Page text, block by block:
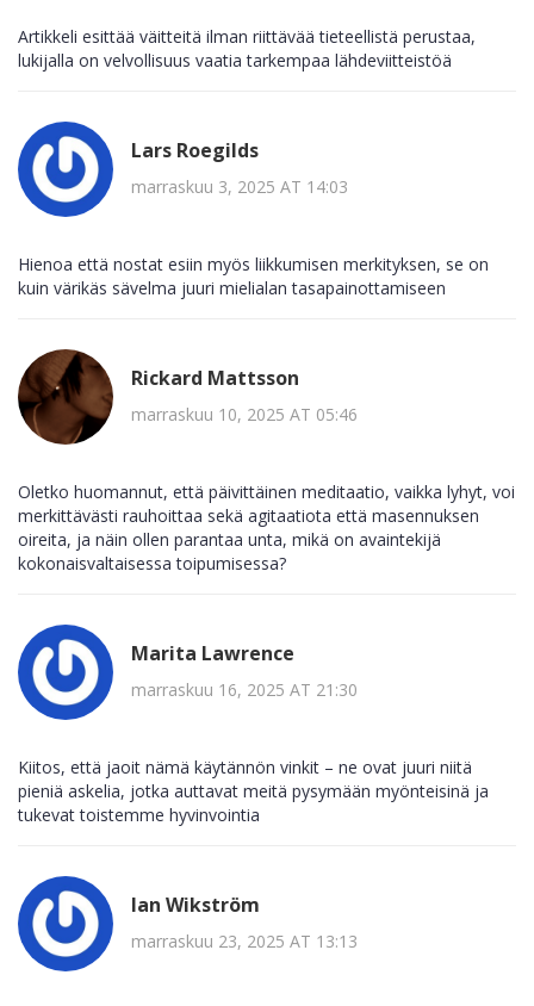
Artikkeli esittää väitteitä ilman riittävää tieteellistä perustaa,
lukijalla on velvollisuus vaatia tarkempaa lähdeviitteistöä
Lars Roegilds
marraskuu 3, 2025 AT 14:03
Hienoa että nostat esiin myös liikkumisen merkityksen, se on
kuin värikäs sävelma juuri mielialan tasapainottamiseen
Rickard Mattsson
marraskuu 10, 2025 AT 05:46
Oletko huomannut, että päivittäinen meditaatio, vaikka lyhyt, voi
merkittävästi rauhoittaa sekä agitaatiota että masennuksen
oireita, ja näin ollen parantaa unta, mikä on avaintekijä
kokonaisvaltaisessa toipumisessa?
Marita Lawrence
marraskuu 16, 2025 AT 21:30
Kiitos, että jaoit nämä käytännön vinkit – ne ovat juuri niitä
pieniä askelia, jotka auttavat meitä pysymään myönteisinä ja
tukevat toistemme hyvinvointia
Ian Wikström
marraskuu 23, 2025 AT 13:13